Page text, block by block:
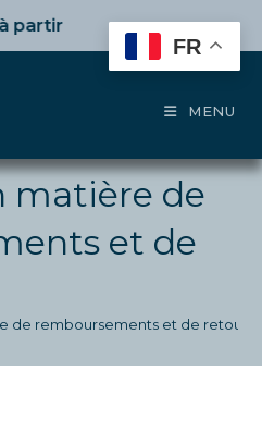
de 50€ d’achat,10%dès
MENU
matière de
et de
de remboursements et de retours
FR